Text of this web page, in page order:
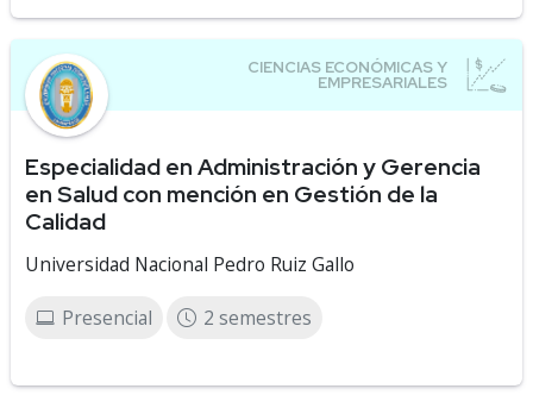
Especialidad en Administración y Gerencia
en Salud con mención en Gestión de la
Calidad
Universidad Nacional Pedro Ruiz Gallo
Presencial 2 semestres